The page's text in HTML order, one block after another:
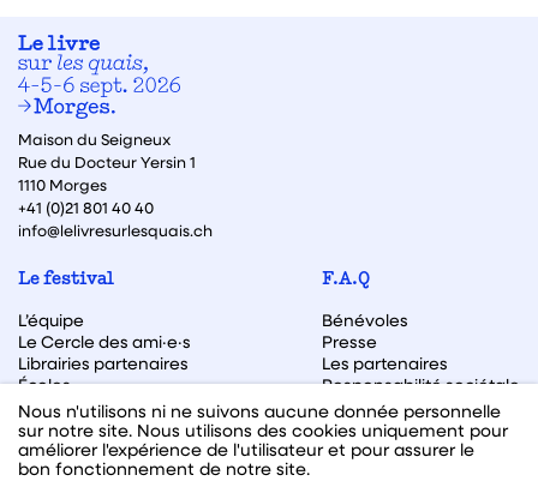
Maison du Seigneux
Rue du Docteur Yersin 1
1110 Morges
+41 (0)21 801 40 40
info@lelivresurlesquais.ch
Le festival
L’équipe
Le Cercle des ami·e·s
Librairies partenaires
Écoles
F.A.Q
Bénévoles
Presse
Les partenaires
Responsabilité sociétale
Archive des éditions
Archive des autrices et auteurs
Nous n'utilisons ni ne suivons aucune donnée personnelle
sur notre site. Nous utilisons des cookies uniquement pour
améliorer l'expérience de l'utilisateur et pour assurer le
bon fonctionnement de notre site.